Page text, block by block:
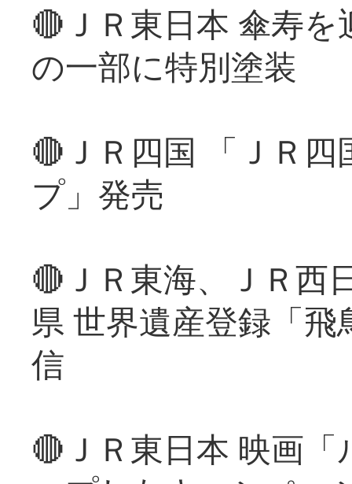
🔴ＪＲ東日本 傘寿
の一部に特別塗装
🔴ＪＲ四国 「ＪＲ
プ」発売
🔴ＪＲ東海、ＪＲ西
県 世界遺産登録「
信
🔴ＪＲ東日本 映画